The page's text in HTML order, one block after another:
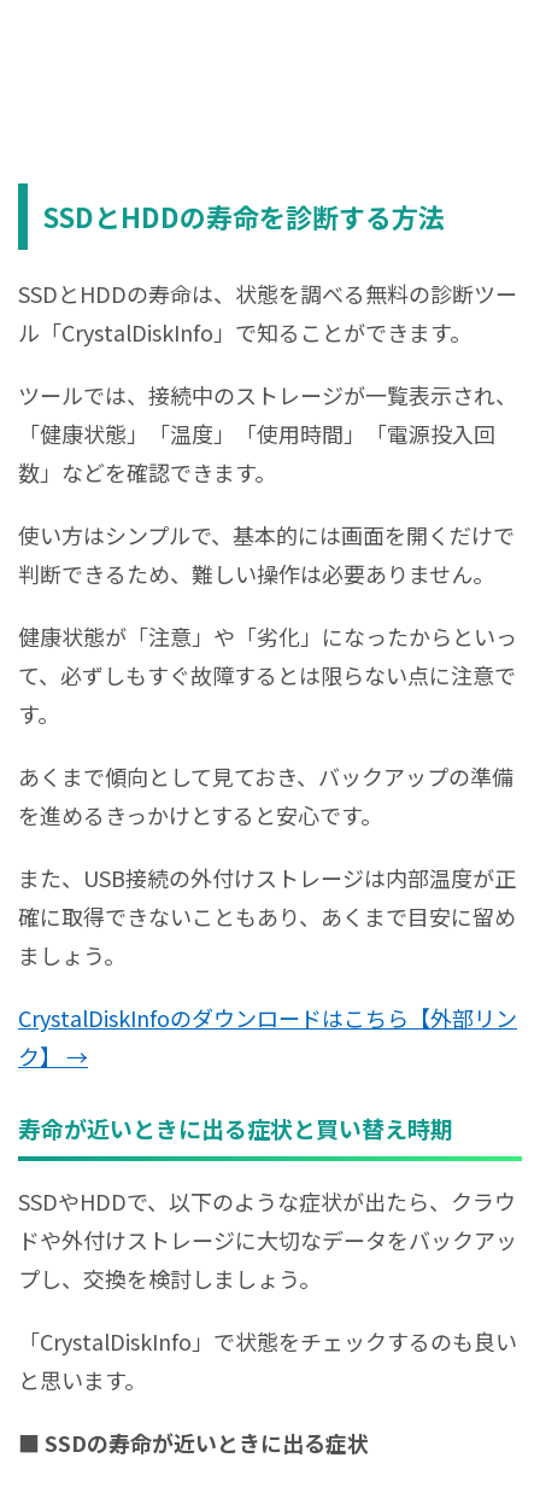
SSDとHDDの寿命を診断する方法
SSDとHDDの寿命は、状態を調べる無料の診断ツー
ル「CrystalDiskInfo」で知ることができます。
ツールでは、接続中のストレージが一覧表示され、
「健康状態」「温度」「使用時間」「電源投入回
数」などを確認できます。
使い方はシンプルで、基本的には画面を開くだけで
判断できるため、難しい操作は必要ありません。
健康状態が「注意」や「劣化」になったからといっ
て、必ずしもすぐ故障するとは限らない点に注意で
す。
あくまで傾向として見ておき、バックアップの準備
を進めるきっかけとすると安心です。
また、USB接続の外付けストレージは内部温度が正
確に取得できないこともあり、あくまで目安に留め
ましょう。
CrystalDiskInfoのダウンロードはこちら【外部リン
ク】 →
寿命が近いときに出る症状と買い替え時期
SSDやHDDで、以下のような症状が出たら、クラウ
ドや外付けストレージに大切なデータをバックアッ
プし、交換を検討しましょう。
「CrystalDiskInfo」で状態をチェックするのも良い
と思います。
■ SSDの寿命が近いときに出る症状